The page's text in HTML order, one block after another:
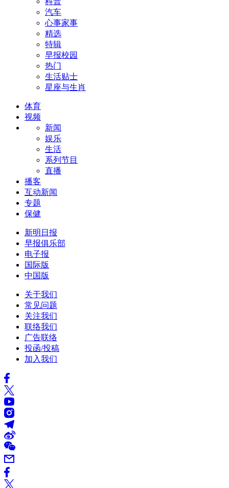
汽车
心事家事
精选
特辑
早报校园
热门
生活贴士
星座与生肖
体育
视频
新闻
娱乐
生活
系列节目
直播
播客
互动新闻
专题
保健
新明日报
早报俱乐部
电子报
国际版
中国版
关于我们
常见问题
关注我们
联络我们
广告联络
投函/投稿
加入我们